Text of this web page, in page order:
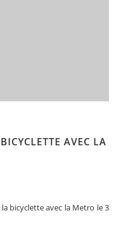
AVEC LA
bicyclette avec la Metro le 3